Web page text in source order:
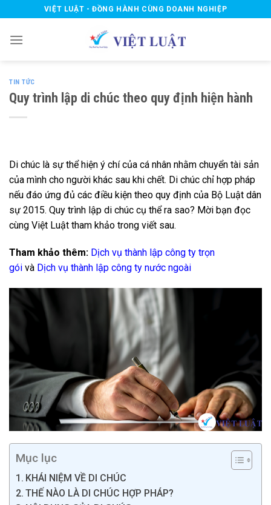
to
content
VIỆT LUẬT - ĐỒNG HÀNH CÙNG DOANH NGHIỆP
TIN TỨC
Quy trình lập di chúc theo quy định hiện hành
Di chúc là sự thể hiện ý chí của cá nhân nhằm chuyển tài sản
của mình cho người khác sau khi chết. Di chúc chỉ hợp pháp
nếu đáo ứng đủ các điều kiện theo quy định của Bộ Luật dân
sự 2015. Quy trình lập di chúc cụ thể ra sao? Mời bạn đọc
cùng Việt Luật tham khảo trong viết sau.
Tham khảo thêm: Dịch vụ thành lập công ty trọn
gói và Dịch vụ thành lập công ty nước ngoài
Mục lục
KHÁI NIỆM VỀ DI CHÚC
THẾ NÀO LÀ DI CHÚC HỢP PHÁP?